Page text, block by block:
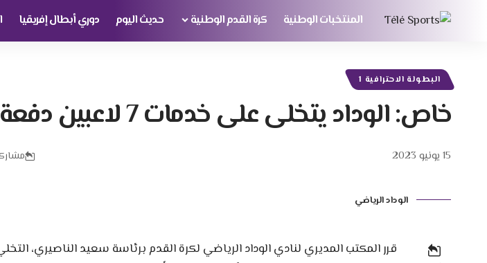
المنتخبات الوطنية كرة القدم الوطنية حديث اليوم دوري أبطال إفريقيا
البطولة الاحترافية 1
خاص: الوداد يتخلى على خدمات 7 لاعبين دفعة واحدة
15 يونيو 2023
الوداد الرياضي
قرر المكتب المديري لنادي الوداد الرياضي لكرة القدم برئاسة سعيد الناصيري،